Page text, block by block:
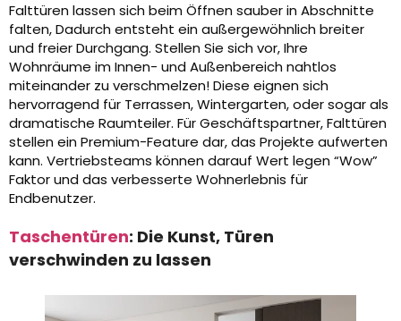
Falttüren lassen sich beim Öffnen sauber in Abschnitte
falten, Dadurch entsteht ein außergewöhnlich breiter
und freier Durchgang. Stellen Sie sich vor, Ihre
Wohnräume im Innen- und Außenbereich nahtlos
miteinander zu verschmelzen! Diese eignen sich
hervorragend für Terrassen, Wintergarten, oder sogar als
dramatische Raumteiler. Für Geschäftspartner, Falttüren
stellen ein Premium-Feature dar, das Projekte aufwerten
kann. Vertriebsteams können darauf Wert legen “Wow”
Faktor und das verbesserte Wohnerlebnis für
Endbenutzer.
Taschentüren: Die Kunst, Türen
verschwinden zu lassen